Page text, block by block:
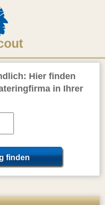
Hier finden
in Ihrer